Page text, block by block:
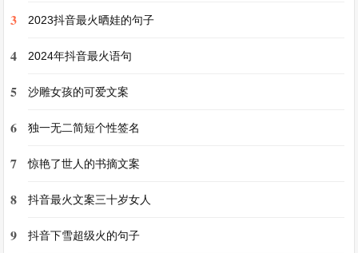
16、我听过千万句关于美好的句子，全都不及你可
17、无法给你最好的物质，但能给你最真的爱。
【2023抖音最火晒娃的句子】相关文章
3 2023抖音最火晒娃的句子
4 2024年抖音最火语句
5 沙雕女孩的可爱文案
6 独一无二简短个性签名
7 惊艳了世人的书摘文案
8 抖音最火文案三十岁女人
9 抖音下雪超级火的句子